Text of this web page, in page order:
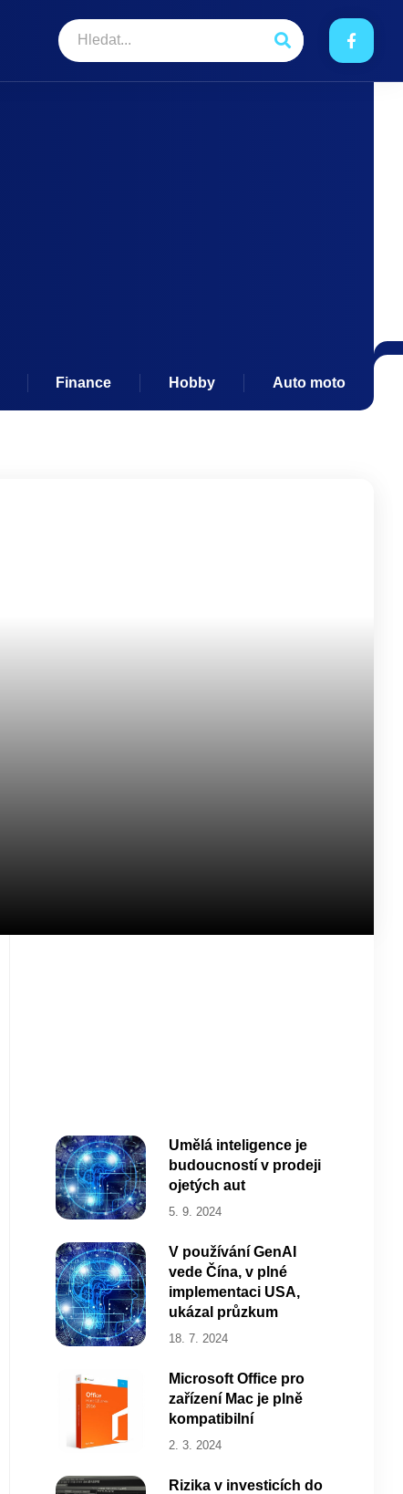
Finance Hobby Auto moto
Umělá inteligence je
budoucností v prodeji
ojetých aut
5. 9. 2024
V používání GenAI
vede Čína, v plné
implementaci USA,
ukázal průzkum
18. 7. 2024
Microsoft Office pro
zařízení Mac je plně
kompatibilní
2. 3. 2024
Rizika v investicích do